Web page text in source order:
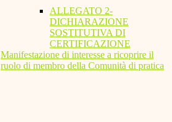
ALLEGATO 2-
DICHIARAZIONE
SOSTITUTIVA DI
CERTIFICAZIONE
Manifestazione di interesse a ricoprire il
ruolo di membro della Comunità di pratica